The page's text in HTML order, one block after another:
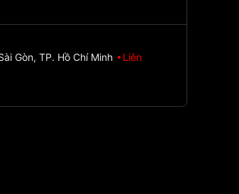
Gòn, TP. Hồ Chí Minh
Liên